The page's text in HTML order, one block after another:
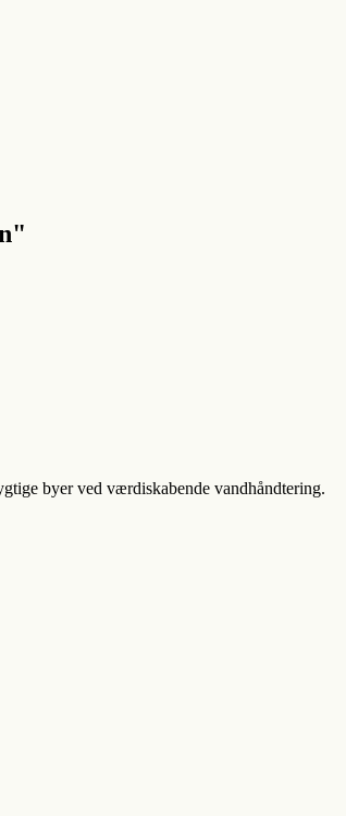
byer ved værdiskabende vandhåndtering.